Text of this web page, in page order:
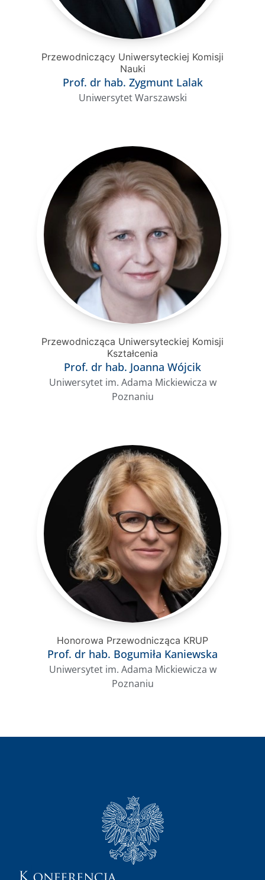
Przewodniczący Uniwersyteckiej Komisji
Nauki
Prof. dr hab. Zygmunt Lalak
Uniwersytet Warszawski
Przewodnicząca Uniwersyteckiej Komisji
Kształcenia
Prof. dr hab. Joanna Wójcik
Uniwersytet im. Adama Mickiewicza w
Poznaniu
Honorowa Przewodnicząca KRUP
Prof. dr hab. Bogumiła Kaniewska
Uniwersytet im. Adama Mickiewicza w
Poznaniu